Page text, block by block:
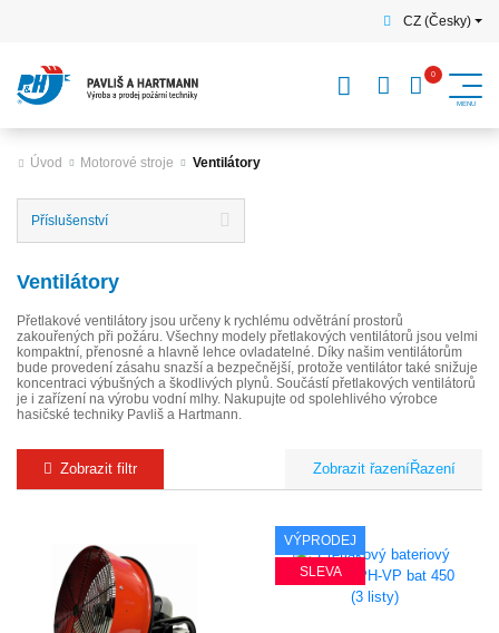
CZ (Česky)
Úvod Motorové stroje Ventilátory
Příslušenství
Ventilátory
Přetlakové ventilátory jsou určeny k rychlému odvětrání prostorů
zakouřených při požáru. Všechny modely přetlakových ventilátorů jsou velmi
kompaktní, přenosné a hlavně lehce ovladatelné. Díky našim ventilátorům
bude provedení zásahu snazší a bezpečnější, protože ventilátor také snižuje
koncentraci výbušných a škodlivých plynů. Součástí přetlakových ventilátorů
je i zařízení na výrobu vodní mlhy. Nakupujte od spolehlivého výrobce
hasičské techniky Pavliš a Hartmann.
Zobrazit filtr Řazení
VÝPRODEJ
SLEVA